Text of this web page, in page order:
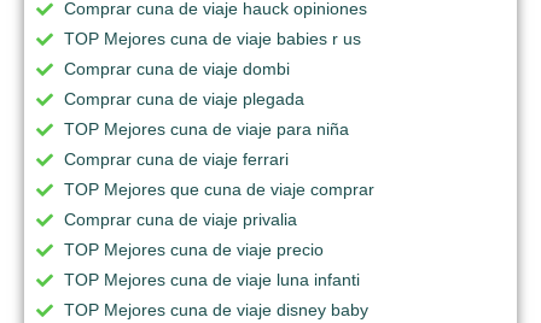
Comprar cuna de viaje hauck opiniones
TOP Mejores cuna de viaje babies r us
Comprar cuna de viaje dombi
Comprar cuna de viaje plegada
TOP Mejores cuna de viaje para niña
Comprar cuna de viaje ferrari
TOP Mejores que cuna de viaje comprar
Comprar cuna de viaje privalia
TOP Mejores cuna de viaje precio
TOP Mejores cuna de viaje luna infanti
TOP Mejores cuna de viaje disney baby